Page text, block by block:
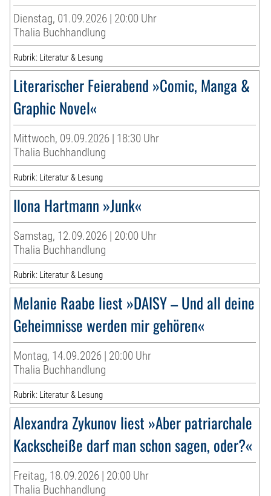
Dienstag, 01.09.2026 | 20:00 Uhr
Thalia Buchhandlung
Rubrik: Literatur & Lesung
Literarischer Feierabend »Comic, Manga &
Graphic Novel«
Mittwoch, 09.09.2026 | 18:30 Uhr
Thalia Buchhandlung
Rubrik: Literatur & Lesung
Ilona Hartmann »Junk«
Samstag, 12.09.2026 | 20:00 Uhr
Thalia Buchhandlung
Rubrik: Literatur & Lesung
Melanie Raabe liest »DAISY – Und all deine
Geheimnisse werden mir gehören«
Montag, 14.09.2026 | 20:00 Uhr
Thalia Buchhandlung
Rubrik: Literatur & Lesung
Alexandra Zykunov liest »Aber patriarchale
Kackscheiße darf man schon sagen, oder?«
Freitag, 18.09.2026 | 20:00 Uhr
Thalia Buchhandlung